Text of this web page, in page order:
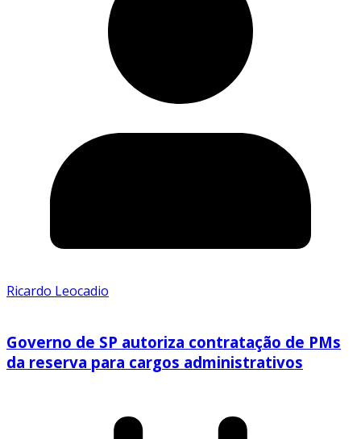
Ricardo Leocadio
Governo de SP autoriza contratação de PMs
da reserva para cargos administrativos